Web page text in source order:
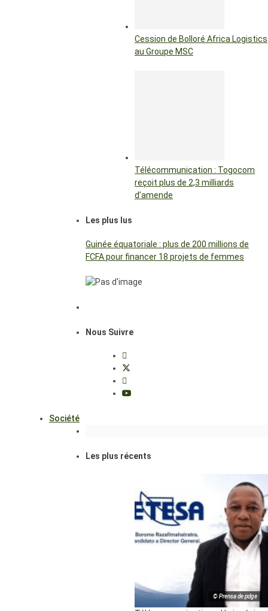
Cession de Bolloré Africa Logistics
au Groupe MSC
Télécommunication : Togocom
reçoit plus de 2,3 milliards
d’amende
Les plus lus
Guinée équatoriale : plus de 200 millions de
FCFA pour financer 18 projets de femmes
Nous Suivre
Société
Les plus récents
© Prensa de pdge